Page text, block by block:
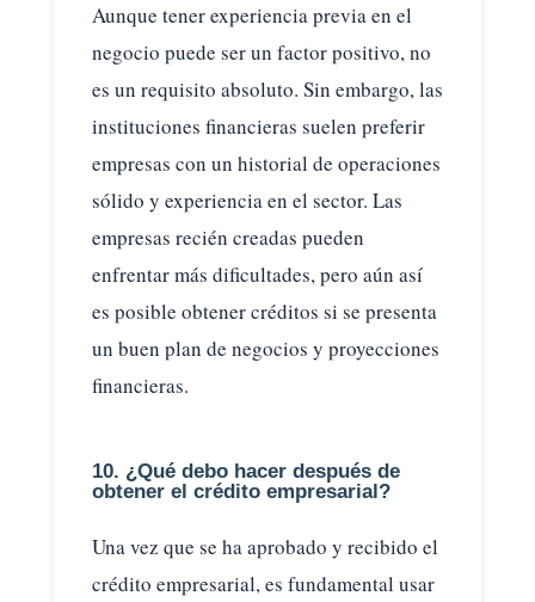
Aunque tener experiencia previa en el
negocio puede ser un factor positivo, no
es un requisito absoluto. Sin embargo, las
instituciones financieras suelen preferir
empresas con un historial de operaciones
sólido y experiencia en el sector. Las
empresas recién creadas pueden
enfrentar más dificultades, pero aún así
es posible obtener créditos si se presenta
un buen plan de negocios y proyecciones
financieras.
10. ¿Qué debo hacer después de
obtener el crédito empresarial?
Una vez que se ha aprobado y recibido el
crédito empresarial, es fundamental usar